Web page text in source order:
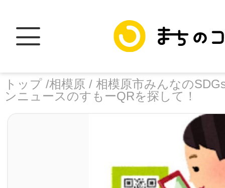
トップ /相模原 / 相模原市みんなの
ンニュースのすもーQRを探して！
トップ